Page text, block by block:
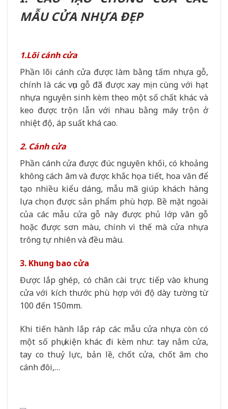
MẪU CỬA NHỰA ĐẸP
1.Lõi cánh cửa
Phần lõi cánh cửa được làm bằng tấm nhựa gỗ,
chính là các vụn gỗ đã được xay mịn cùng với hạt
nhựa nguyên sinh kèm theo một số chất khác và
keo được trộn lẫn với nhau bằng máy trộn ở
nhiệt độ, áp suất khá cao.
2. Cánh cửa
Phần cánh cửa được đúc nguyên khối, có khoảng
không cách âm và được khắc họa tiết, hoa văn để
tạo nhiều kiểu dáng, mẫu mã giúp khách hàng
lựa chọn được sản phẩm phù hợp. Bề mặt ngoài
của các mẫu cửa gỗ này được phủ lớp vân gỗ
hoặc được sơn màu, chính vì thế mà cửa nhựa
trông tự nhiên và đều màu.
3. Khung bao cửa
Được lắp ghép, có chân cài trực tiếp vào khung
cửa với kích thước phù hợp với độ dày tường từ
100 đến 150mm.
Khi tiến hành lắp ráp các mẫu cửa nhựa còn có
một số phụ kiện khác đi kèm như: tay nắm cửa,
tay co thuỷ lực, bản lề, chốt cửa, chốt âm cho
cánh đôi,…